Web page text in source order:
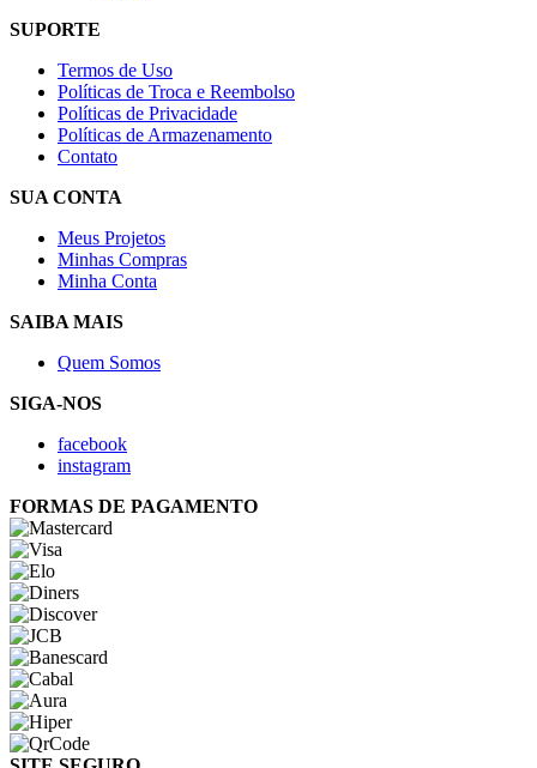
SUPORTE
Termos de Uso
Políticas de Troca e Reembolso
Políticas de Privacidade
Políticas de Armazenamento
Contato
SUA CONTA
Meus Projetos
Minhas Compras
Minha Conta
SAIBA MAIS
Quem Somos
SIGA-NOS
facebook
instagram
FORMAS DE PAGAMENTO